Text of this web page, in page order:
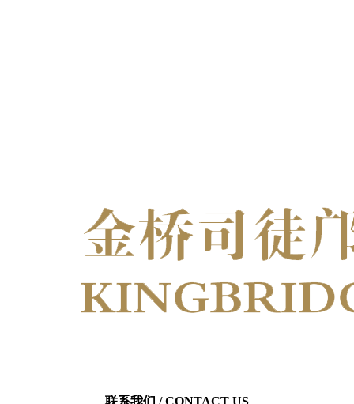
联系我们 / CONTACT US